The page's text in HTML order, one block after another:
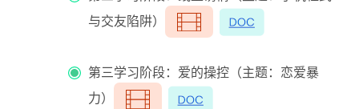
与交友陷阱）
第三学习阶段：爱的操控（主题：恋爱暴
力）